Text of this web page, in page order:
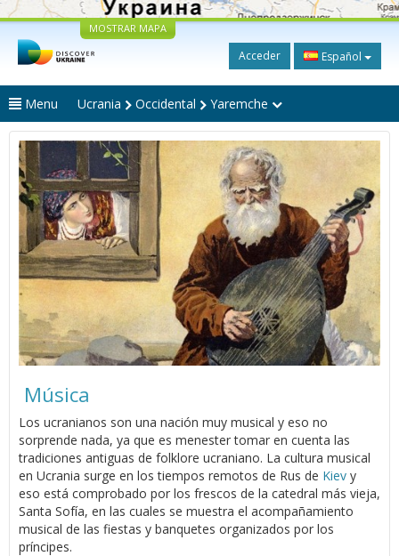
MOSTRAR MAPA
Acceder Español
Menu Ucrania Occidental Yaremche
Música
Los ucranianos son una nación muy musical y eso no
sorprende nada, ya que es menester tomar en cuenta las
tradiciones antiguas de folklore ucraniano. La cultura musical
en Ucrania surge en los tiempos remotos de Rus de Kiev y
eso está comprobado por los frescos de la catedral más vieja,
Santa Sofía, en las cuales se muestra el acompañamiento
musical de las fiestas y banquetes organizados por los
príncipes.